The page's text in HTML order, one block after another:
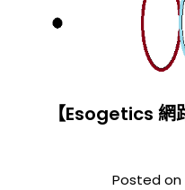
【Esogetics 網
Posted on